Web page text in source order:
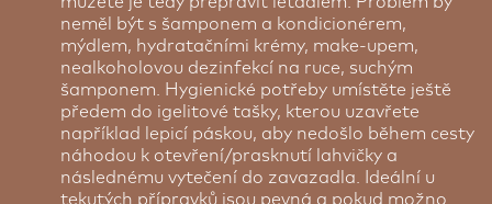
neměl být s šamponem a kondicionérem,
mýdlem, hydratačními krémy, make-upem,
nealkoholovou dezinfekcí na ruce, suchým
šamponem. Hygienické potřeby umístěte ještě
předem do igelitové tašky, kterou uzavřete
například lepicí páskou, aby nedošlo během cesty
náhodou k otevření/prasknutí lahvičky a
následnému vytečení do zavazadla. Ideální u
tekutých přípravků jsou pevná a pokud možno